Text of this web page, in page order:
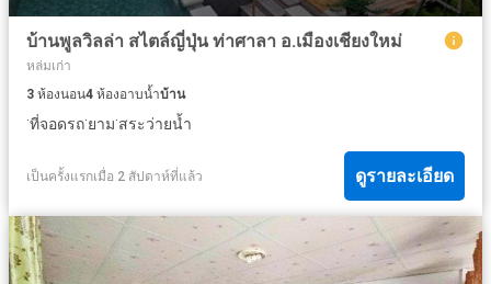
บ้านพูลวิลล่า สไตล์ญี่ปุ่น ท่าศาลา อ.เมืองเชียงใหม่
หล่มเก่า
3 ห้องนอน4 ห้องอาบน้ำบ้าน
·ที่จอดรถ·ยาม·สระว่ายน้ำ
เป็นครั้งแรกเมื่อ 2 สัปดาห์ที่แล้ว ดูรายละเอียด